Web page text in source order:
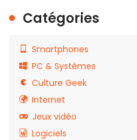
Catégories
Smartphones
PC & Systèmes
Culture Geek
Internet
Jeux vidéo
Logiciels